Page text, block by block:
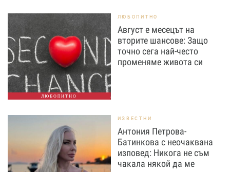
ЛЮБОПИТНО
ЛЮБОПИТНО
Август е месецът на
вторите шансове: Защо
точно сега най-често
променяме живота си
ИЗВЕСТНИ
Антония Петрова-
Батинкова с неочаквана
изповед: Никога не съм
чакала някой да ме